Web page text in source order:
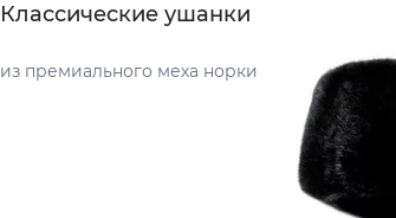
Классические ушанки
из премиального меха норки